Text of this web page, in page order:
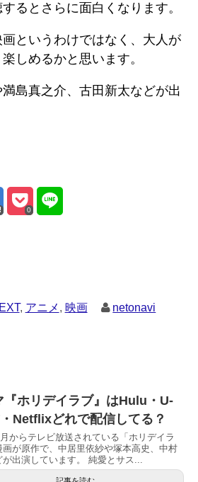
るとさらに面白くなります。
というわけではなく、大人が
しめるかと思います。
島真之介、古田新太などが出
0
, アニメ , 映画 netonavi
『ホリデイラブ』はHulu・U-
Netflixどれで配信してる？
からテレビ放送されている「ホリデイラ
画が原作で、中居里依紗や塚本高史、中村
出演しています。 純愛とサス...